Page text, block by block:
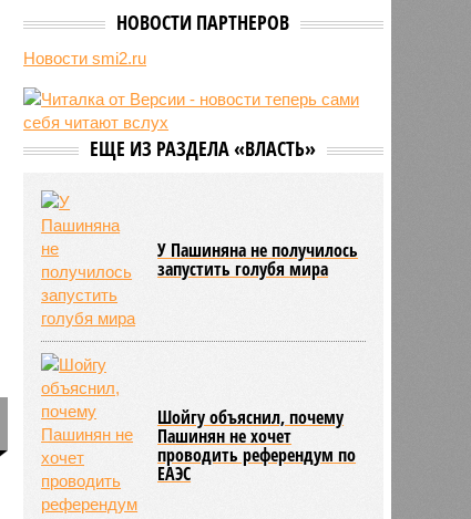
ведущие вузы страны
06/08
Euractiv: закрытие границы с
экономики Финляндии
06/08
Минобрнауки осенью примет
решение о правилах приёма на
НОВОСТИ ПАРТНЕРОВ
Новости smi2.ru
ЕЩЕ ИЗ РАЗДЕЛА «ВЛАСТЬ»
У Пашиняна не получилось
запустить голубя мира
Шойгу объяснил, почему
Пашинян не хочет
проводить референдум по
ЕАЭС